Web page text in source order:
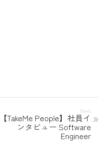
【TakeMe People】社員イ
ンタビュー Software
Engineer